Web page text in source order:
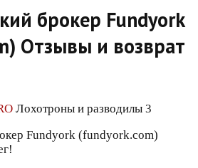
брокер Fundyork
Отзывы и возврат
Лохотроны и разводилы 3